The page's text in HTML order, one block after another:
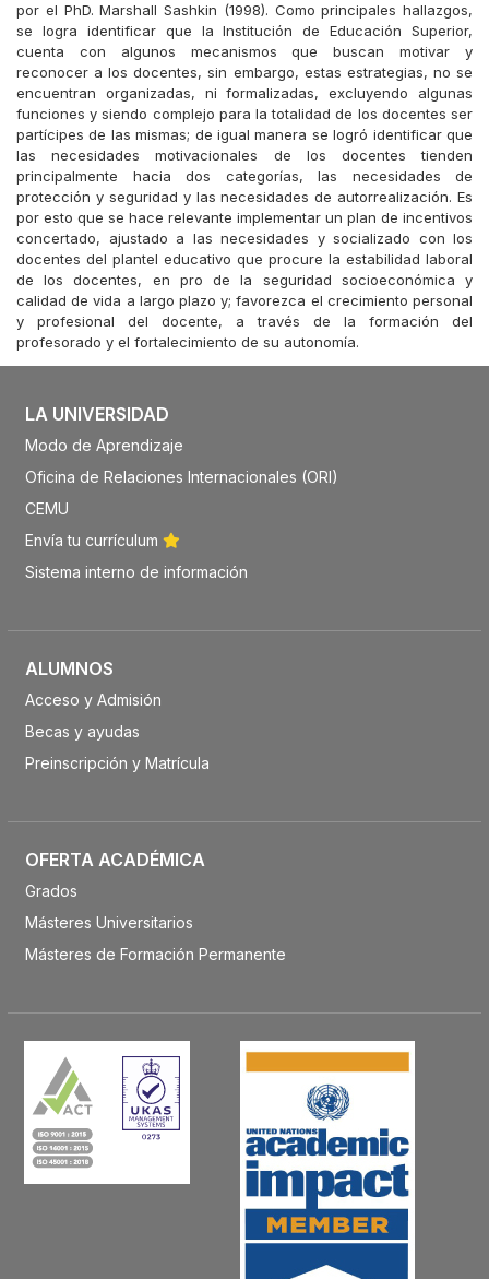
por el PhD. Marshall Sashkin (1998). Como principales hallazgos,
se logra identificar que la Institución de Educación Superior,
cuenta con algunos mecanismos que buscan motivar y
reconocer a los docentes, sin embargo, estas estrategias, no se
encuentran organizadas, ni formalizadas, excluyendo algunas
funciones y siendo complejo para la totalidad de los docentes ser
partícipes de las mismas; de igual manera se logró identificar que
las necesidades motivacionales de los docentes tienden
principalmente hacia dos categorías, las necesidades de
protección y seguridad y las necesidades de autorrealización. Es
por esto que se hace relevante implementar un plan de incentivos
concertado, ajustado a las necesidades y socializado con los
docentes del plantel educativo que procure la estabilidad laboral
de los docentes, en pro de la seguridad socioeconómica y
calidad de vida a largo plazo y; favorezca el crecimiento personal
y profesional del docente, a través de la formación del
profesorado y el fortalecimiento de su autonomía.
LA UNIVERSIDAD
Modo de Aprendizaje
Oficina de Relaciones Internacionales (ORI)
CEMU
Envía tu currículum
Sistema interno de información
ALUMNOS
Acceso y Admisión
Becas y ayudas
Preinscripción y Matrícula
OFERTA ACADÉMICA
Grados
Másteres Universitarios
Másteres de Formación Permanente